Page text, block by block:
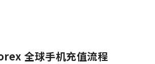
全球手机充值流程